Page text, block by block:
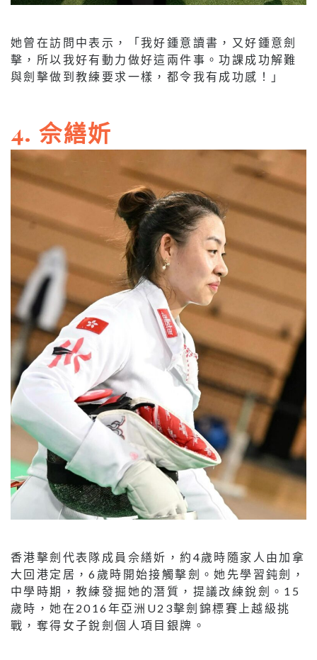
她曾在訪問中表示，「我好鍾意讀書，又好鍾意劍
擊，所以我好有動力做好這兩件事。功課成功解難
與劍擊做到教練要求一樣，都令我有成功感！」
4. 佘繕妡
香港擊劍代表隊成員佘繕妡，約4歲時隨家人由加拿
大回港定居，6歲時開始接觸擊劍。她先學習鈍劍，
中學時期，教練發掘她的潛質，提議改練銳劍。15
歲時，她在2016年亞洲U23擊劍錦標賽上越級挑
戰，奪得女子銳劍個人項目銀牌。